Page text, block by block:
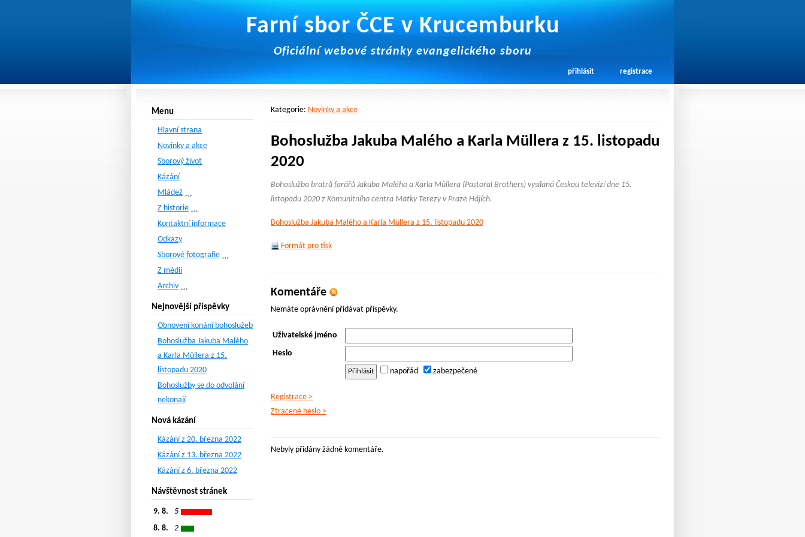
Farní sbor ČCE v Krucemburku
Oficiální webové stránky evangelického sboru
přihlásit registrace
Kategorie: Novinky a akce
Bohoslužba Jakuba Malého a Karla Müllera z 15. listopadu
2020
Bohoslužba bratrů farářů Jakuba Malého a Karla Müllera (Pastoral Brothers) vysílaná Českou televizí dne 15.
listopadu 2020 z Komunitního centra Matky Terezy v Praze Hájích.
Bohoslužba Jakuba Malého a Karla Müllera z 15. listopadu 2020
Formát pro tisk
Komentáře
Nemáte oprávnění přidávat příspěvky.
Uživatelské jméno
Heslo
napořád
zabezpečené
Registrace >
Ztracené heslo >
Nebyly přidány žádné komentáře.
Menu
Hlavní strana
Novinky a akce
Sborový život
Kázání
Mládež
Z historie
Kontaktní informace
Odkazy
Sborové fotografie
Z médií
Archiv
Nejnovější příspěvky
Obnovení konání bohoslužeb
Bohoslužba Jakuba Malého
a Karla Müllera z 15.
listopadu 2020
Bohoslužby se do odvolání
nekonají
Nová kázání
Kázání z 20. března 2022
Kázání z 13. března 2022
Kázání z 6. března 2022
Návštěvnost stránek
9. 8.
5
8. 8.
2